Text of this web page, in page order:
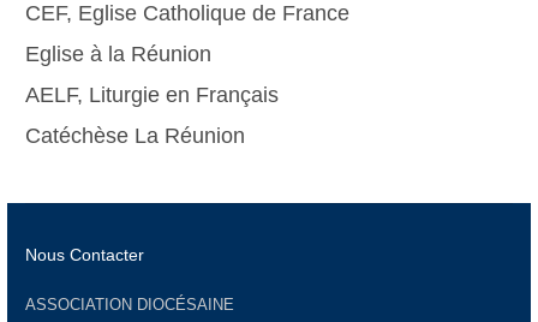
CEF, Eglise Catholique de France
Eglise à la Réunion
AELF, Liturgie en Français
Catéchèse La Réunion
Nous Contacter
ASSOCIATION DIOCÉSAINE